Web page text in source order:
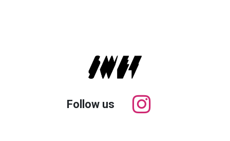
Follow us